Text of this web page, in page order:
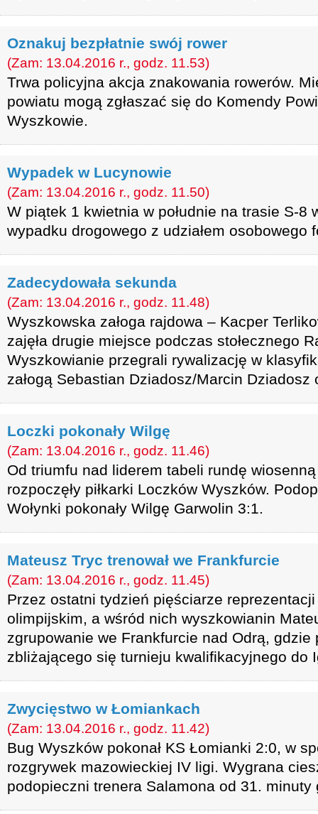
Oznakuj bezpłatnie swój rower
(Zam: 13.04.2016 r., godz. 11.53)
Trwa policyjna akcja znakowania rowerów.
powiatu mogą zgłaszać się do Komendy
Wyszkowie.
Wypadek w Lucynowie
(Zam: 13.04.2016 r., godz. 11.50)
W piątek 1 kwietnia w południe na trasie S-8
wypadku drogowego z udziałem osobowego
Zadecydowała sekunda
(Zam: 13.04.2016 r., godz. 11.48)
Wyszkowska załoga rajdowa – Kacper
zajęła drugie miejsce podczas stołecznego
Wyszkowianie przegrali rywalizację w
załogą Sebastian Dziadosz/Marcin
Loczki pokonały Wilgę
(Zam: 13.04.2016 r., godz. 11.46)
Od triumfu nad liderem tabeli rundę
rozpoczęły piłkarki Loczków Wyszków.
Wołynki pokonały Wilgę Garwolin 3:1.
Mateusz Tryc trenował we Frankfurcie
(Zam: 13.04.2016 r., godz. 11.45)
Przez ostatni tydzień pięściarze
olimpijskim, a wśród nich wyszkowianin
zgrupowanie we Frankfurcie nad Odrą, gdzie
zbliżającego się turnieju kwalifikacyjnego do
Zwycięstwo w Łomiankach
(Zam: 13.04.2016 r., godz. 11.42)
Bug Wyszków pokonał KS Łomianki 2:0, w
rozgrywek mazowieckiej IV ligi. Wygrana
podopieczni trenera Salamona od 31. minuty